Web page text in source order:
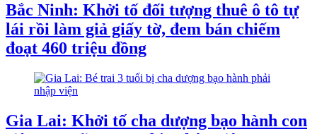
Bắc Ninh: Khởi tố đối tượng thuê ô tô tự
lái rồi làm giả giấy tờ, đem bán chiếm
đoạt 460 triệu đồng
Gia Lai: Khởi tố cha dượng bạo hành con